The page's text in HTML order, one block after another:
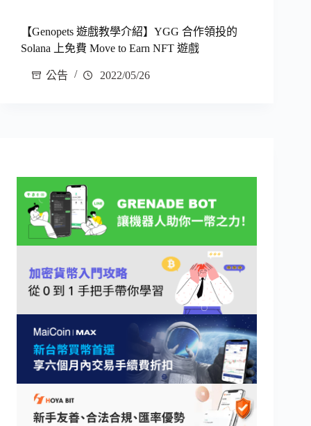
【Genopets 遊戲教學介紹】YGG 合作領投的
Solana 上免費 Move to Earn NFT 遊戲
公告 2022/05/26